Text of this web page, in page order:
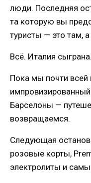
люди. Последняя
та которую вы
туристы — это там,
Всё. Италия сыграна.
Пока мы почти
импровизированный
Барселоны —
возвращаемся.
Следующая
розовые корты,
электролиты и